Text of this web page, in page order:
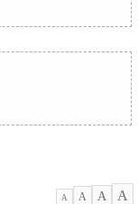
A A A A